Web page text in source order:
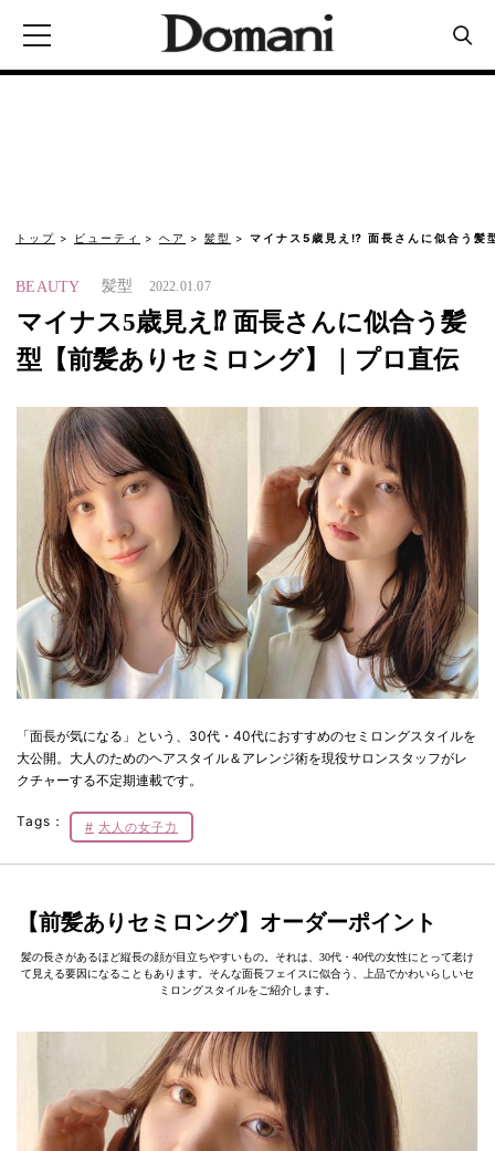
トップ ビューティ ヘア 髪型 マイナス5歳見え⁉ 面長さんに似合う髪
BEAUTY 髪型 2022.01.07
マイナス5歳見え⁉ 面長さんに似合う髪
型【前髪ありセミロング】｜プロ直伝
「面長が気になる」という、30代・40代におすすめのセミロングスタイルを
大公開。大人のためのヘアスタイル＆アレンジ術を現役サロンスタッフがレ
クチャーする不定期連載です。
Tags： 大人の女子力
【前髪ありセミロング】オーダーポイント
髪の長さがあるほど縦長の顔が目立ちやすいもの。それは、30代・40代の女性にとって老け
て見える要因になることもあります。そんな面長フェイスに似合う、上品でかわいらしいセ
ミロングスタイルをご紹介します。